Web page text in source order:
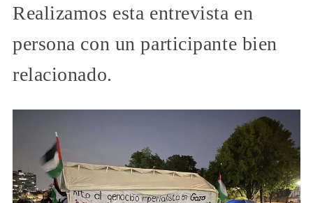
Realizamos esta entrevista en
persona con un participante bien
relacionado.